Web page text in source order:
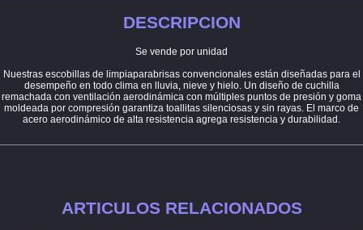
DESCRIPCION
Se vende por unidad
Nuestras escobillas de limpiaparabrisas convencionales están diseñadas para el
desempeño en todo clima en lluvia, nieve y hielo. Un diseño de cuchilla
remachada con ventilación aerodinámica con múltiples puntos de presión y goma
moldeada por compresión garantiza toallitas silenciosas y sin rayas. El marco de
acero aerodinámico de alta resistencia agrega resistencia y durabilidad.
ARTICULOS RELACIONADOS